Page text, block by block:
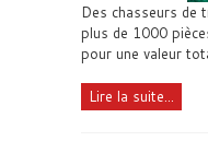
Des chasseurs de
plus de 1000
pour une valeur
Lire la suite...